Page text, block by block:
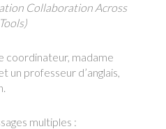
Collaboration Across
coordinateur, madame
un professeur d’anglais,
multiples :